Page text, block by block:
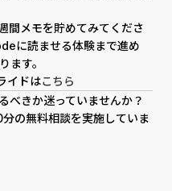
間メモを貯めてみてくださ
に読ませる体験まで進め
ます。
イドはこちら
べきか迷っていませんか？
の無料相談を実施していま